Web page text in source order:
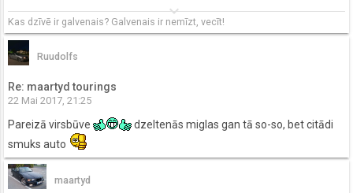
keyboard_arrow_down
Kas dzīvē ir galvenais? Galvenais ir nemīzt, vecīt!
Ruudolfs
Re: maartyd tourings
22 Mai 2017, 21:25
Pareizā virsbūve
dzeltenās miglas gan tā so-so, bet citādi
smuks auto
maartyd